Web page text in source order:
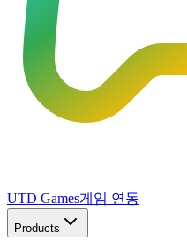
UTD Games게임 연동
Products